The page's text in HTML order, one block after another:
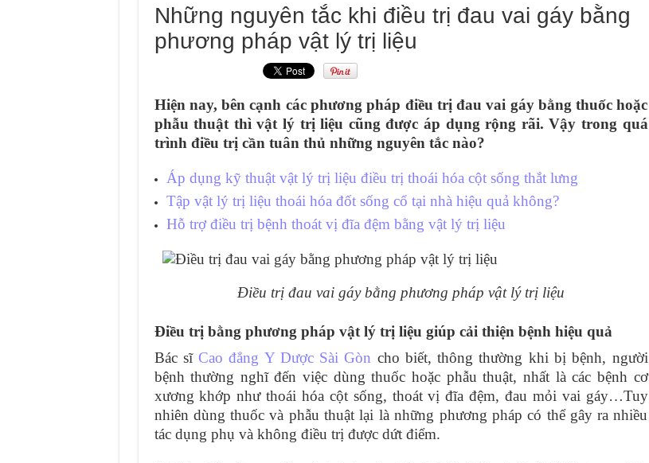
Những nguyên tắc khi điều trị đau vai gáy bằng
phương pháp vật lý trị liệu
Hiện nay, bên cạnh các phương pháp điều trị đau vai gáy bằng thuốc hoặc
phẫu thuật thì vật lý trị liệu cũng được áp dụng rộng rãi. Vậy trong quá
trình điều trị cần tuân thủ những nguyên tắc nào?
Áp dụng kỹ thuật vật lý trị liệu điều trị thoái hóa cột sống thắt lưng
Tập vật lý trị liệu thoái hóa đốt sống cổ tại nhà hiệu quả không?
Hỗ trợ điều trị bệnh thoát vị đĩa đệm bằng vật lý trị liệu
Điều trị đau vai gáy bằng phương pháp vật lý trị liệu
Điều trị bằng phương pháp vật lý trị liệu giúp cải thiện bệnh hiệu quả
Bác sĩCao đẳng Y Dược Sài Gòn cho biết, thông thường khi bị bệnh, người
bệnh thường nghĩ đến việc dùng thuốc hoặc phẫu thuật, nhất là các bệnh cơ
xương khớp như thoái hóa cột sống, thoát vị đĩa đệm, đau mỏi vai gáy…Tuy
nhiên dùng thuốc và phẫu thuật lại là những phương pháp có thể gây ra nhiều
tác dụng phụ và không điều trị được dứt điểm.